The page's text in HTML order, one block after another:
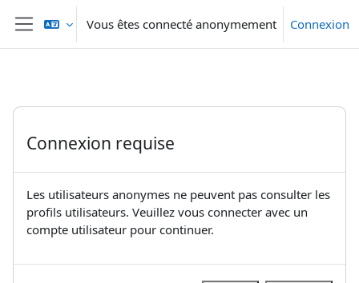
Passer au contenu principal
Panneau latéral
Vous êtes connecté anonymement Connexion
Connexion requise
Les utilisateurs anonymes ne peuvent pas consulter les
profils utilisateurs. Veuillez vous connecter avec un
compte utilisateur pour continuer.